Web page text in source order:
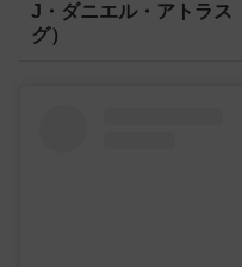
J・ダニエル・アトラス
グ）